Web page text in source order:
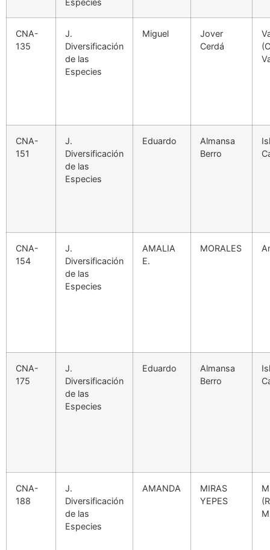
Especies
CNA-
135
J.
Diversificación
de las
Especies
Miguel
Jover
Cerdá
CNA-
151
J.
Diversificación
de las
Especies
Eduardo
Almansa
Berro
CNA-
154
J.
Diversificación
de las
Especies
AMALIA
E.
MORALES
CNA-
175
J.
Diversificación
de las
Especies
Eduardo
Almansa
Berro
CNA-
188
J.
Diversificación
de las
Especies
AMANDA
MIRAS
YEPES